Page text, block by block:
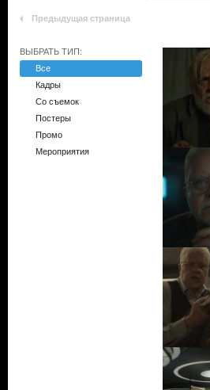
Предыдущая страница
ВЫБРАТЬ ТИП:
Все
Кадры
Со съемок
Постеры
Промо
Мероприятия